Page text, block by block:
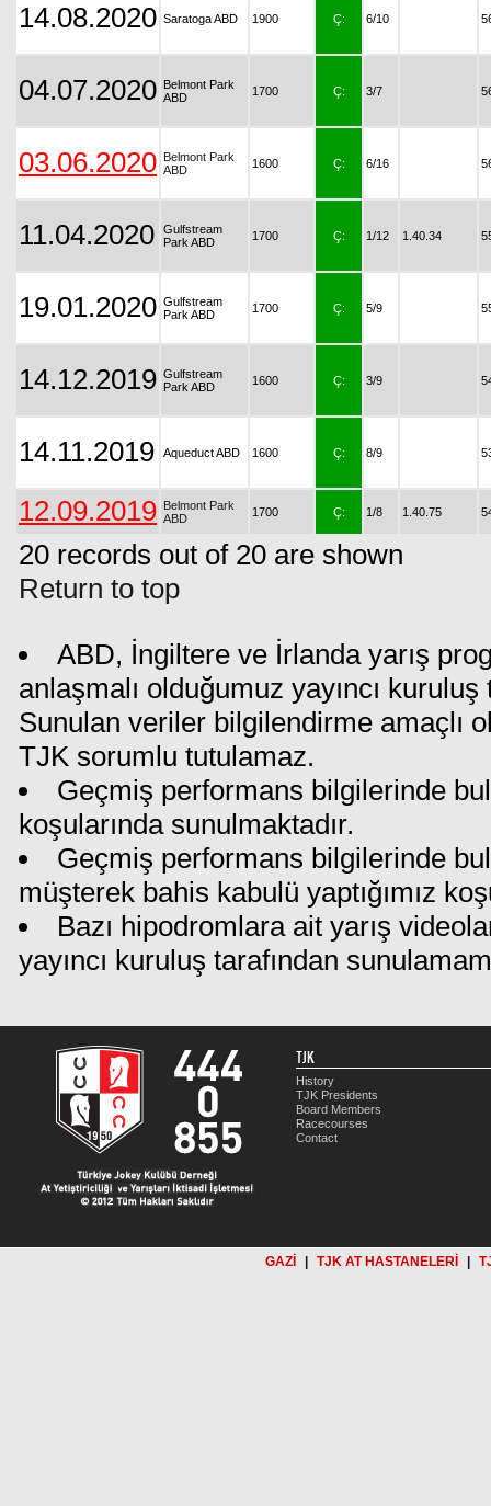
14.08.2020 Saratoga ABD 1900 Ç: 6/10
04.07.2020 Belmont Park
ABD
1700 Ç: 3/7
03.06.2020 Belmont Park
ABD
1600 Ç: 6/16
11.04.2020
Gulfstream
Park ABD
1700 Ç: 1/12 1.40.34
19.01.2020 Gulfstream
Park ABD
1700 Ç: 5/9
14.12.2019 Gulfstream
Park ABD
1600 Ç: 3/9
14.11.2019 Aqueduct ABD 1600 Ç: 8/9
12.09.2019 Belmont Park
ABD
1700 Ç: 1/8 1.40.75
20 records out of 20 are shown
Return to top
ABD, İngiltere ve İrlanda yarış
anlaşmalı olduğumuz yayıncı
Sunulan veriler bilgilendirme amaçlı
TJK sorumlu tutulamaz.
Geçmiş performans bilgilerinde
koşularında sunulmaktadır.
Geçmiş performans bilgilerinde
müşterek bahis kabulü yaptığımız
Bazı hipodromlara ait yarış
yayıncı kuruluş tarafından
TJK
History
TJK Presidents
Board Members
Racecourses
Contact
GAZİ TJK AT HASTANELERİ